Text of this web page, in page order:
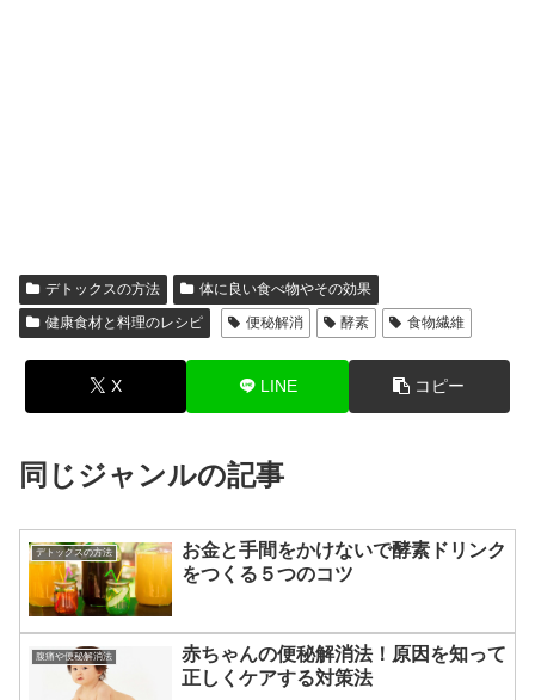
デトックスの方法
体に良い食べ物やその効果
健康食材と料理のレシピ
便秘解消 酵素 食物繊維
X LINE コピー
同じジャンルの記事
デトックスの方法
お金と手間をかけないで酵素ドリンク
をつくる５つのコツ
腹痛や便秘解消法
赤ちゃんの便秘解消法！原因を知って
正しくケアする対策法